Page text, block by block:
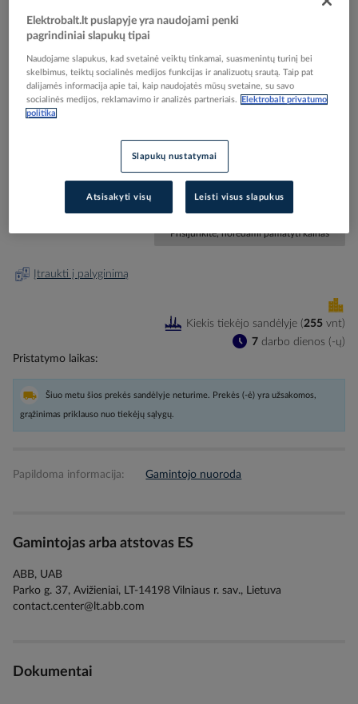
the
Reali prekė gali skirtis nuo pavaizduotos nuotraukoje
Blokuotė mechaninė AF09-AF38 kont. VM4 - ABB
Elektrobalt prekės kodas
EAN kodas
3471523130609
Gamintojo prekės kodas
1SBN030105T1000
Prisijunkite, norėdami pamatyti kainas
Įtraukti į palyginimą
Pristatymo laikas
7 darbo dienos (-ų)
Kiekis tiekėjo sandėlyje (255 vnt)
Šiuo metu šios prekės sandėlyje neturime. Prekės (-ė) yra užsakomos,
grąžinimas priklauso nuo tiekėjų sąlygų.
Papildoma informacija: Gamintojo nuoroda
Gamintojas arba atstovas ES
ABB, UAB
Parko g. 37, Avižieniai, LT-14198 Vilniaus r. sav., Lietuva
contact.center@lt.abb.com
Dokumentai
Elektrobalt.lt puslapyje yra naudojami penki
pagrindiniai slapukų tipai
Naudojame slapukus, kad svetainė veiktų tinkamai, suasmenintų turinį bei
skelbimus, teiktų socialinės medijos funkcijas ir analizuotų srautą. Taip pat
dalijamės informacija apie tai, kaip naudojatės mūsų svetaine, su savo
socialinės medijos, reklamavimo ir analizės partneriais.
Elektrobalt privatumo
politika
Slapukų nustatymai
Atsisakyti visų Leisti visus slapukus